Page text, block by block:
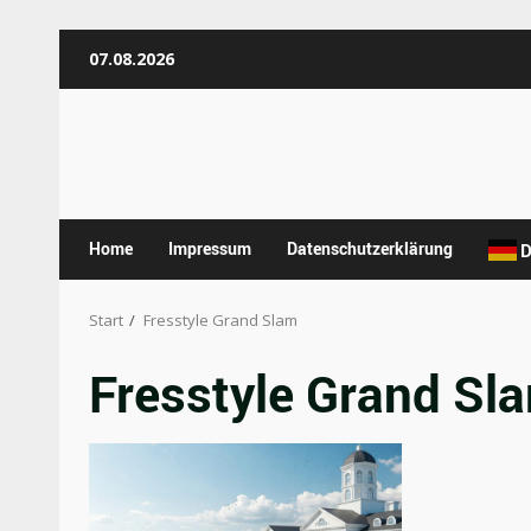
Inhalt07.08.2026
Home Impressum Datenschutzerklärung
Start Fresstyle Grand Slam
Fresstyle Grand